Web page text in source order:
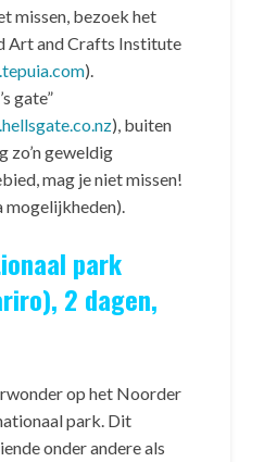
missen, bezoek het
Art and Crafts Institute
).
gate”
), buiten
zo’n geweldig
mag je niet missen!
mogelijkheden).
park
2 dagen,
op het Noorder
park. Dit
onder andere als